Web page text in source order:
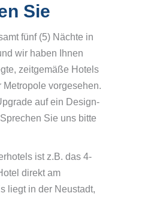
Sie
fünf (5) Nächte in
wir haben Ihnen
zeitgemäße Hotels
Metropole vorgesehen.
auf ein Design-
Sie uns bitte
ist z.B. das 4-
direkt am
liegt in der Neustadt,